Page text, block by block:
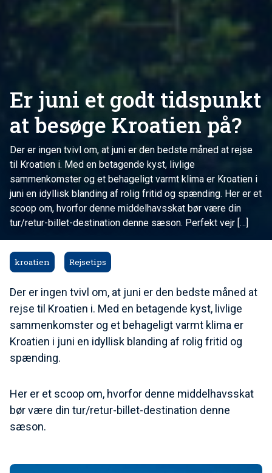
Er juni et godt tidspunkt
at besøge Kroatien på?
Der er ingen tvivl om, at juni er den bedste måned at rejse
til Kroatien i. Med en betagende kyst, livlige
sammenkomster og et behageligt varmt klima er Kroatien i
juni en idyllisk blanding af rolig fritid og spænding. Her er et
scoop om, hvorfor denne middelhavsskat bør være din
tur/retur-billet-destination denne sæson. Perfekt vejr […]
kroatien Rejsetips
Der er ingen tvivl om, at juni er den bedste måned at
rejse til Kroatien i. Med en betagende kyst, livlige
sammenkomster og et behageligt varmt klima er
Kroatien i juni en idyllisk blanding af rolig fritid og
spænding.
Her er et scoop om, hvorfor denne middelhavsskat
bør være din tur/retur-billet-destination denne
sæson.